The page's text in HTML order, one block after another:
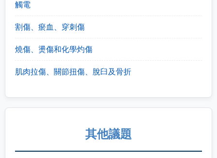
觸電
割傷、瘀血、穿刺傷
燒傷、燙傷和化學灼傷
肌肉拉傷、關節扭傷、脫臼及骨折
其他議題